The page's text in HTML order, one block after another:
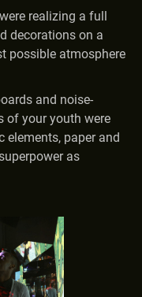
realizing a full
decorations on a
possible atmosphere
and noise-
of your youth were
elements, paper and
as